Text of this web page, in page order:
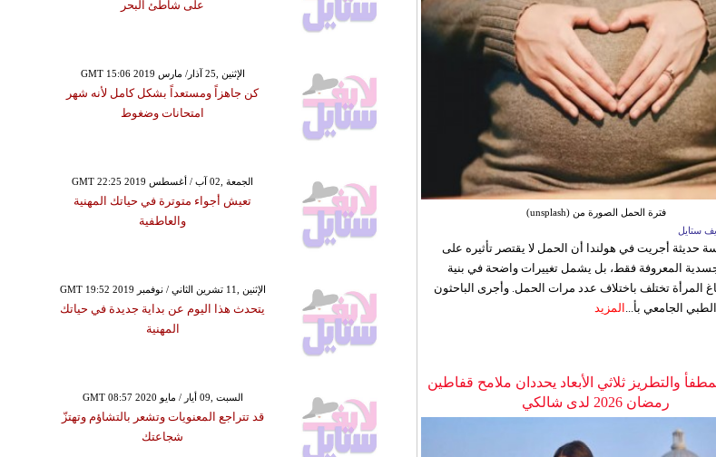
فترة الحمل الصورة من (unsplash)
ستايل
حديثة أجريت في هولندا أن الحمل لا يقتصر تأثيره على
المعروفة فقط، بل يشمل تغييرات واضحة في بنية
المرأة تختلف باختلاف عدد مرات الحمل. وأجرى الباحثون
الجامعي بأ... المزيد
والتطريز ثلاثي الأبعاد يحددان ملامح قفاطين
رمضان 2026 لدى شالكي
على شاطئ البحر
GMT 15:06 2019 الإثنين ,25 آذار/ مارس
كن جاهزاً ومستعداً بشكل كامل لأنه شهر
امتحانات وضغوط
GMT 22:25 2019 الجمعة ,02 آب / أغسطس
تعيش أجواء متوترة في حياتك المهنية
والعاطفية
GMT 19:52 2019 الإثنين ,11 تشرين الثاني / نوفمبر
يتحدث هذا اليوم عن بداية جديدة في حياتك
المهنية
GMT 08:57 2020 السبت ,09 أيار / مايو
قد تتراجع المعنويات وتشعر بالتشاؤم وتهتزّ
شجاعتك